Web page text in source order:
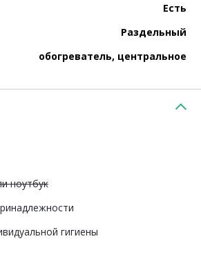
Есть
Раздельный
обогреватель, центральное
ноутбук
гигиены